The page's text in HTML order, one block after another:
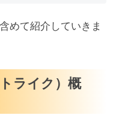
めて紹介していきま
ライク）概